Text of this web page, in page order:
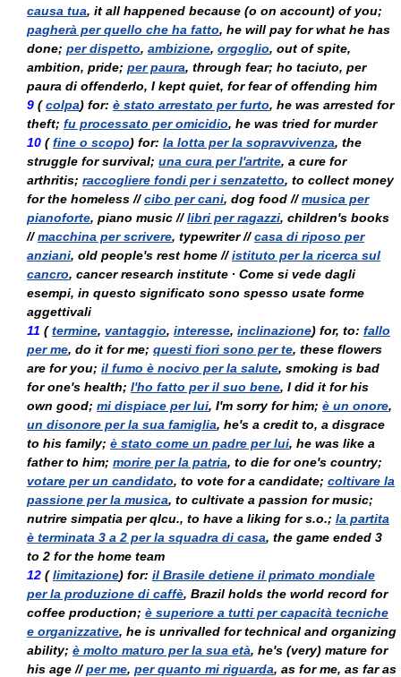
causa tua, it all happened because (o on account) of you;
pagherà per quello che ha fatto, he will pay for what he has
done; per dispetto, ambizione, orgoglio, out of spite,
ambition, pride; per paura, through fear; ho taciuto, per
paura di offenderlo, I kept quiet, for fear of offending him
9 ( colpa) for: è stato arrestato per furto, he was arrested for
theft; fu processato per omicidio, he was tried for murder
10 ( fine o scopo) for: la lotta per la sopravvivenza, the
struggle for survival; una cura per l'artrite, a cure for
arthritis; raccogliere fondi per i senzatetto, to collect money
for the homeless //cibo per cani, dog food //musica per
pianoforte, piano music //libri per ragazzi, children's books
//macchina per scrivere, typewriter //casa di riposo per
anziani, old people's rest home //istituto per la ricerca sul
cancro, cancer research institute ∙ Come si vede dagli
esempi, in questo significato sono spesso usate forme
aggettivali
11 ( termine, vantaggio, interesse, inclinazione) for, to: fallo
per me, do it for me; questi fiori sono per te, these flowers
are for you; il fumo è nocivo per la salute, smoking is bad
for one's health; l'ho fatto per il suo bene, I did it for his
own good; mi dispiace per lui, I'm sorry for him; è un onore,
un disonore per la sua famiglia, he's a credit to, a disgrace
to his family; è stato come un padre per lui, he was like a
father to him; morire per la patria, to die for one's country;
votare per un candidato, to vote for a candidate; coltivare la
passione per la musica, to cultivate a passion for music;
nutrire simpatia per qlcu., to have a liking for s.o.; la partita
è terminata 3 a 2 per la squadra di casa, the game ended 3
to 2 for the home team
12 ( limitazione) for: il Brasile detiene il primato mondiale
per la produzione di caffè, Brazil holds the world record for
coffee production; è superiore a tutti per capacità tecniche
e organizzative, he is unrivalled for technical and organizing
ability; è molto maturo per la sua età, he's (very) mature for
his age //per me, per quanto mi riguarda, as for me, as far as